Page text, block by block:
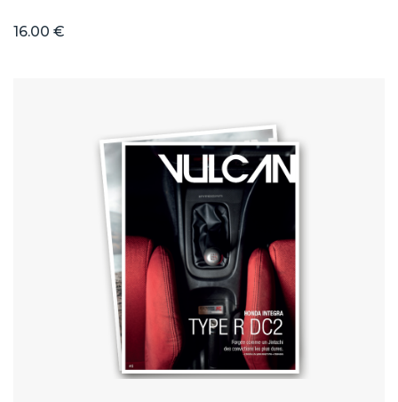
16.00 €